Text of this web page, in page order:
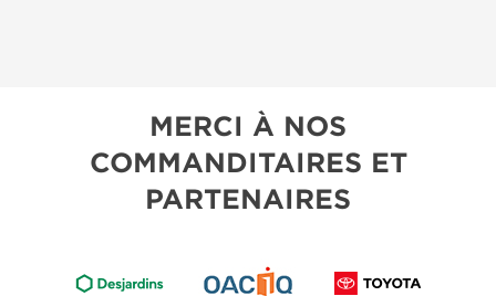
MERCI À NOS
COMMANDITAIRES ET
PARTENAIRES